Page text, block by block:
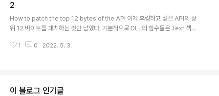
소를 구한다. EAT Hooking은 이 원리를 이용한 후킹 기
법이다. EAT Structure EAT 구조는 아래와 같다. type
def struct _IMAGE_EXPORT_DIRECTORY { DWO
2
How to patch the top 12 bytes of the API 이제 후킹하고 싶은 API의 상
위 12 바이트를 패치하는 것만 남았다. 기본적으로 DLL의 함수들은 .text 섹션
있다. 그렇기 때문에 먼저 쓰기 권한을 부여해야만 한다. Windows API 중 특
ess space of a specified ..
1 0 2022. 5. 3.
이 블로그 인기글